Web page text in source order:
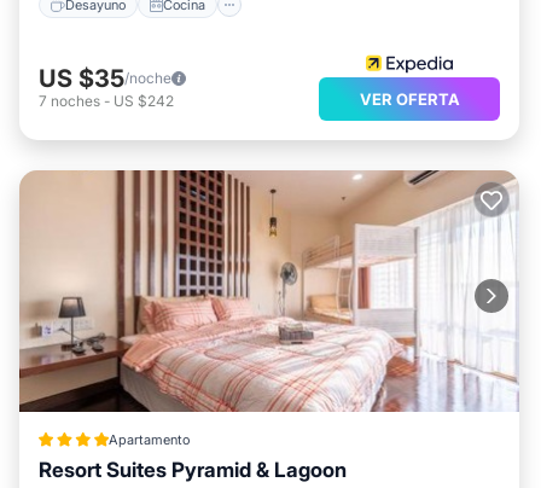
Desayuno Cocina
US $35/noche
7 noches - US $242 VER OFERTA
Apartamento
Resort Suites Pyramid & Lagoon